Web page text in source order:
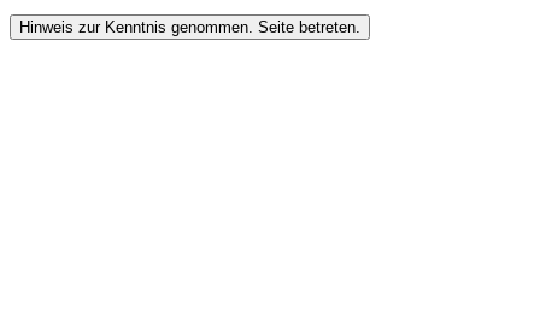
Hinweis zur Kenntnis genommen. Seite betreten.